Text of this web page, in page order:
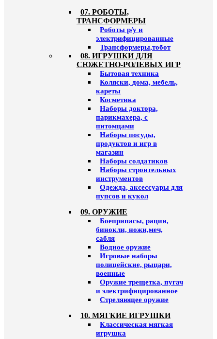
07. РОБОТЫ,
ТРАНСФОРМЕРЫ
Роботы р/у и
электрифицированные
Трансформеры,тобот
08. ИГРУШКИ ДЛЯ
СЮЖЕТНО-РОЛЕВЫХ ИГР
Бытовая техника
Коляски, дома, мебель,
кареты
Косметика
Наборы доктора,
парикмахера, с
питомцами
Наборы посуды,
продуктов и игр в
магазин
Наборы солдатиков
Наборы строительных
инструментов
Одежда, аксессуары для
пупсов и кукол
09. ОРУЖИЕ
Боеприпасы, рации,
бинокли, ножи,меч,
сабля
Водное оружие
Игровые наборы
полицейские, рыцари,
военные
Оружие трещетка, пугач
и электрифицированное
Стреляющее оружие
10. МЯГКИЕ ИГРУШКИ
Классическая мягкая
игрушка